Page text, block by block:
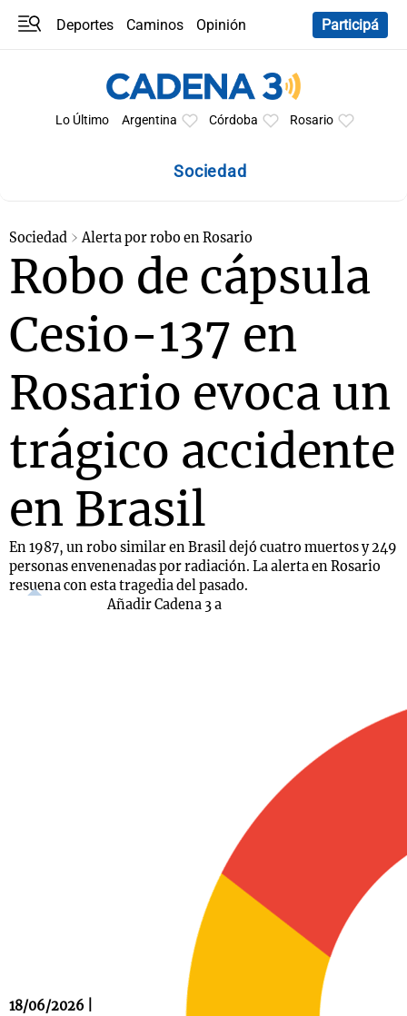
Deportes Caminos
Opinión
Participá
Lo Último Argentina Córdoba Rosario
Sociedad
Sociedad Alerta por robo en Rosario
Robo de cápsula
Cesio-137 en
Rosario evoca un
trágico accidente
en Brasil
En 1987, un robo similar en Brasil dejó cuatro muertos y 249
personas envenenadas por radiación. La alerta en Rosario
resuena con esta tragedia del pasado.
18/06/2026 |
Añadir Cadena 3 a
Mundial 2026
La Sole en
Cadena 3